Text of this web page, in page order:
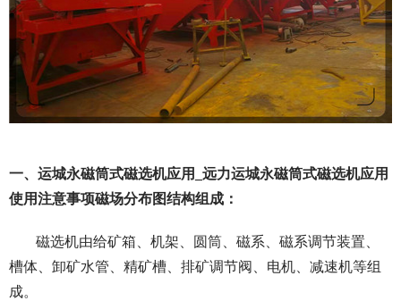
一、运城永磁筒式磁选机应用_远力运城永磁筒式磁选机应用
使用注意事项磁场分布图结构组成：
磁选机由给矿箱、机架、圆筒、磁系、磁系调节装置、
槽体、卸矿水管、精矿槽、排矿调节阀、电机、减速机等组
成。